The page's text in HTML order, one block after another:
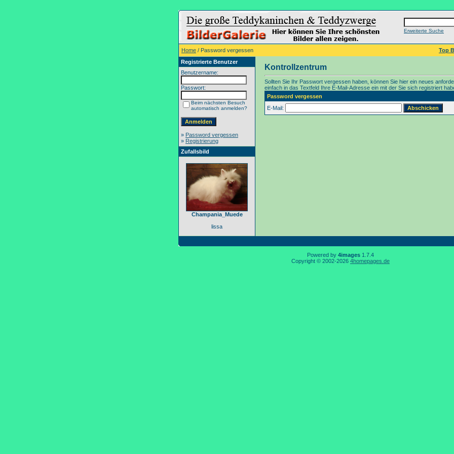
Erweiterte Suche
Home / Password vergessen Top
Registrierte Benutzer
Benutzername:
Passwort:
Beim nächsten Besuch
automatisch anmelden?
» Password vergessen
» Registrierung
Zufallsbild
Champania_Muede
lissa
Kontrollzentrum
Sollten Sie Ihr Passwort vergessen haben, können Sie hier ein neues
einfach in das Textfeld Ihre E-Mail-Adresse ein mit der Sie sich registriert
Password vergessen
E-Mail:
Powered by 4images 1.7.4
Copyright © 2002-2026 4homepages.de